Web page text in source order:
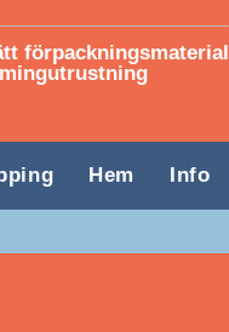
förpackningsmaterial
Hem Info